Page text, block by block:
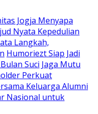
Jogja Menyapa
Nyata Kepedulian
Langkah,
Humoriezt Siap Jadi
Suci Jaga Mutu
Perkuat
Keluarga Alumni
Nasional untuk